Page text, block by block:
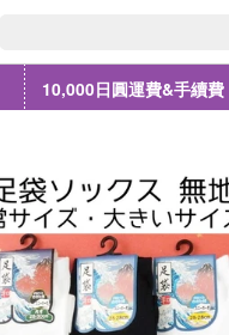
10,000日圓運費&手續費